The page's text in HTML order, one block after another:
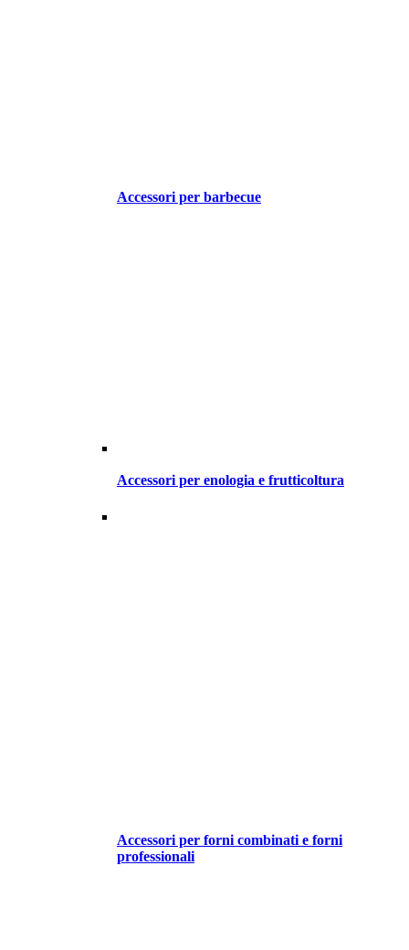
Accessori per barbecue
Accessori per enologia e frutticoltura
Accessori per forni combinati e forni
professionali